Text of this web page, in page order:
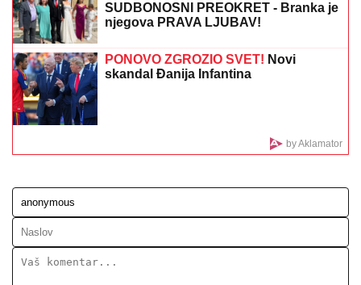
SNIMA SE DOK NAMEŠTA KUPAĆI, MUŠKARCIMA
NIJE DOBRO!
deo bikinija, od oblina se muti um: "Uspostavila
BIVŠI TRENER PARTIZANA:Sramota
Podelila klip, svi gledaju u ONO ŠTO